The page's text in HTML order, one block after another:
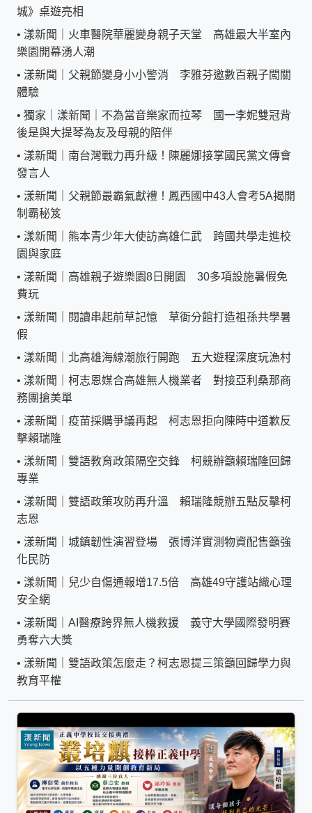
城》桌遊亮相
• 漾新聞｜火車醫院華麗變身親子天堂 高雄最大半室內
樂園開幕湧人潮
• 漾新聞｜父親節變身小小警消 李雅芬邀數百親子闖關
體驗
• 獨家｜漾新聞｜不為當音樂家而拉琴 國一李妮雙冠背
後是與大提琴為友及母親的陪伴
• 漾新聞｜南台灣戰力再升級！陳麗娜接掌國民黨文傳會
發言人
• 漾新聞｜父親節最霸氣獻禮！鳳西國中43人會考5A揭開
制霸秘笈
• 漾新聞｜熊本青少年大使訪高雄仁武 跨國共學走進校
園與家庭
• 漾新聞｜高雄親子遊樂園8日開園 30多項設施暑假免
費玩
• 漾新聞｜閱讀串起前草記憶 草衙分館打造祖孫共學暑
假
• 漾新聞｜北高雄海線潮旅行開跑 五大遊程深度玩漁村
• 漾新聞｜柯志恩媒合高雄無人機業者 對接亞利桑那商
務團搶美單
• 漾新聞｜疫苗採購爭議再起 柯志恩拒向陳時中道歉反
擊賴瑞隆
• 漾新聞｜雙語教育政策隔空交鋒 柯競辦籲賴瑞隆回歸
專業
• 漾新聞｜雙語政策攻防再升溫 賴瑞隆競辦五點反擊柯
志恩
• 漾新聞｜城鎮韌性演習登場 張博洋實測物資配售籲強
化民防
• 漾新聞｜兒少自傷通報增17.5倍 高雄49守護站織心理
安全網
• 漾新聞｜AI醫療跨界無人機救援 義守大學國際發明賽
勇奪六大獎
• 漾新聞｜雙語政策怎麼走？柯志恩提三策籲回歸學力與
教育平權